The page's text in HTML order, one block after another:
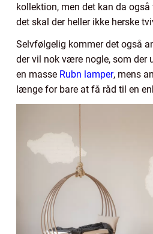
kollektion, men det kan da
det skal der heller ikke herske
Selvfølgelig kommer det også
der vil nok være nogle, som der
en masse Rubn lamper, mens
længe for bare at få råd til en